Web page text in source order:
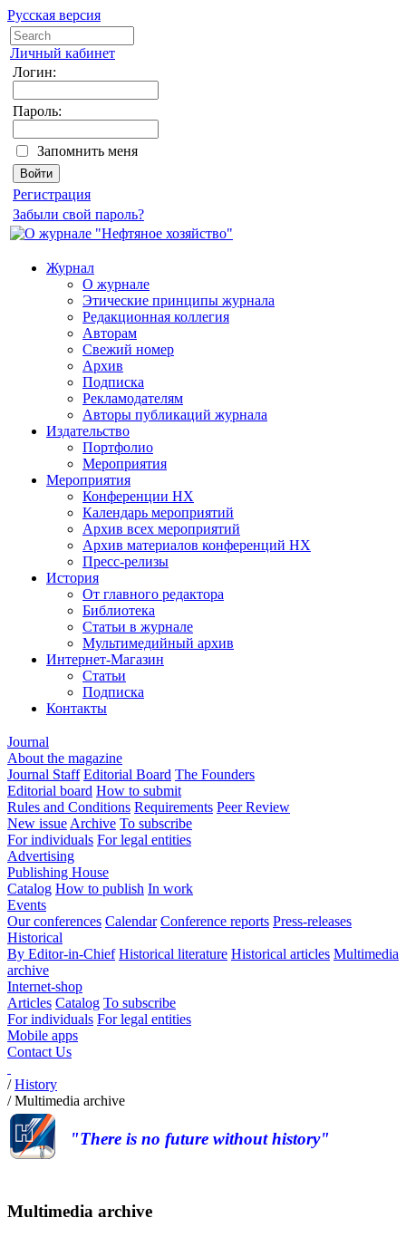
Русская версия
Личный кабинет
Логин:
Пароль:
Запомнить меня
Регистрация
Забыли свой пароль?
Журнал
О журнале
Этические принципы журнала
Редакционная коллегия
Авторам
Свежий номер
Архив
Подписка
Рекламодателям
Авторы публикаций журнала
Издательство
Портфолио
Мероприятия
Мероприятия
Конференции НХ
Календарь мероприятий
Архив всех мероприятий
Архив материалов конференций НХ
Пресс-релизы
История
От главного редактора
Библиотека
Статьи в журнале
Мультимедийный архив
Интернет-Магазин
Статьи
Подписка
Контакты
Journal
About the magazine
Journal Staff Editorial Board The Founders
Editorial board How to submit
Rules and Conditions Requirements Peer Review
New issue Archive To subscribe
For individuals For legal entities
Advertising
Publishing House
Catalog How to publish In work
Events
Our conferences Calendar Conference reports Press-releases
Historical
By Editor-in-Chief Historical literature Historical articles Multimedia
archive
Internet-shop
Articles Catalog To subscribe
For individuals For legal entities
Mobile apps
Contact Us
/History
/Multimedia archive
"There is no future without history"
Multimedia archive